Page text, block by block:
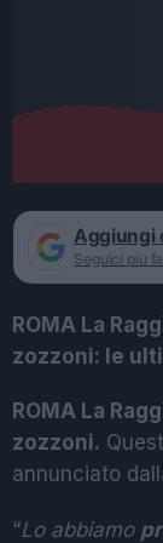
Aggiungi
Seguici più
ROMA La
zozzoni: le
ROMA La
zozzoni.
annunciato
“Lo abbiamo